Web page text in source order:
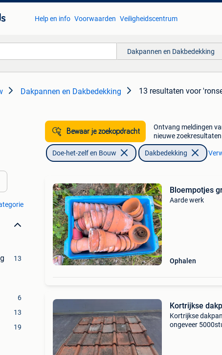
Help en info Voorwaarden Veiligheidscentrum
Dakpannen en Dakbedekking
Dakpannen en Dakbedekking 13 resultaten voor
13
6
13
19
Bewaar je zoekopdracht
Ontvang meldingen
nieuwe zoekresultaten
Doe-het-zelf en Bouw Dakbedekking
Bloempotjes
Aarde werk
Ophalen
Kortrijkse
Kortrijkse
ongeveer